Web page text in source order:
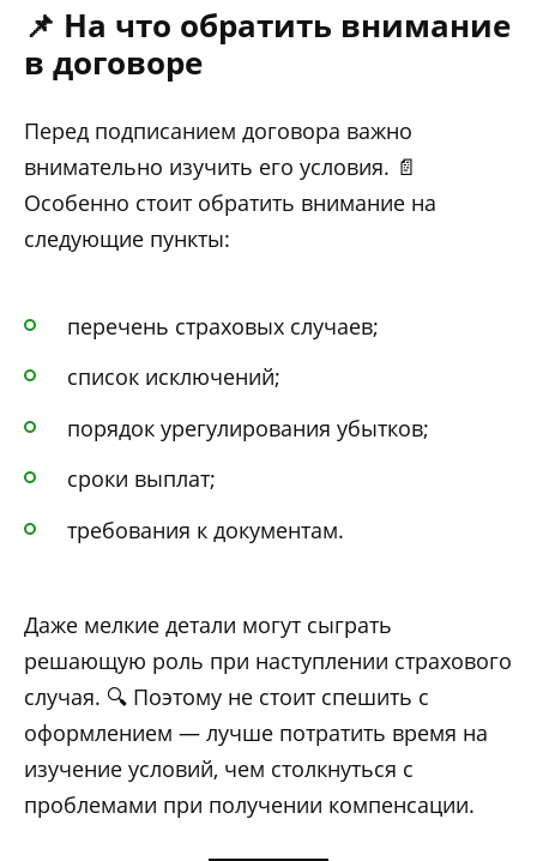
📌 На что обратить внимание
в договоре
Перед подписанием договора важно
внимательно изучить его условия. 📄
Особенно стоит обратить внимание на
следующие пункты:
перечень страховых случаев;
список исключений;
порядок урегулирования убытков;
сроки выплат;
требования к документам.
Даже мелкие детали могут сыграть
решающую роль при наступлении страхового
случая. 🔍 Поэтому не стоит спешить с
оформлением — лучше потратить время на
изучение условий, чем столкнуться с
проблемами при получении компенсации.